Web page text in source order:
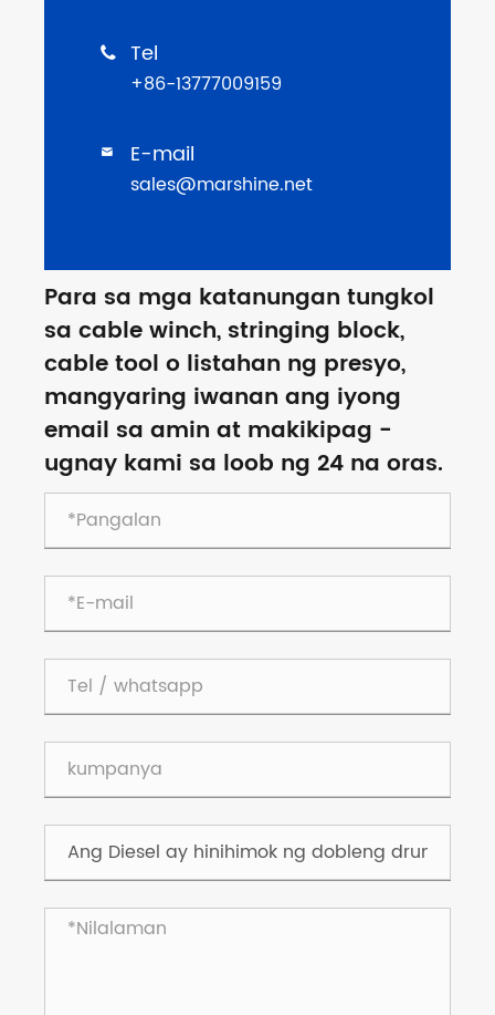
 Tel
+86-13777009159
 E-mail
sales@marshine.net
Para sa mga katanungan tungkol
sa cable winch, stringing block,
cable tool o listahan ng presyo,
mangyaring iwanan ang iyong
email sa amin at makikipag -
ugnay kami sa loob ng 24 na oras.